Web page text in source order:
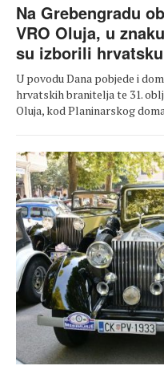
Na Grebengradu
VRO Oluja, u
su izborili
U povodu Dana pobjede i
hrvatskih branitelja te 31.
Oluja, kod Planinarskog